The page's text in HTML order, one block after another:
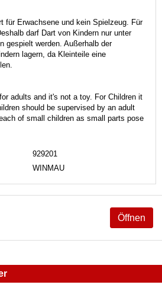
für Erwachsene und kein Spielzeug. Für
darf Dart von Kindern nur unter
gespielt werden. Außerhalb der
lagern, da Kleinteile eine
adults and it's not a toy. For Children it
should be supervised by an adult
of small children as small parts pose
929201
WINMAU
Öffnen